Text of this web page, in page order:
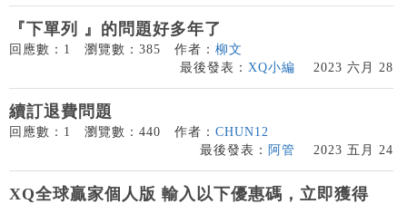
『下單列 』的問題好多年了
回應數：1 瀏覽數：385 作者： 柳文
最後發表： XQ小編 2023 六月 28
續訂退費問題
回應數：1 瀏覽數：440 作者： CHUN12
最後發表： 阿管 2023 五月 24
XQ全球贏家個人版 輸入以下優惠碼，立即獲得